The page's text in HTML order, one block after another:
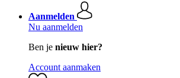
Aanmelden
Nu aanmelden
Ben je nieuw hier?
Account aanmaken